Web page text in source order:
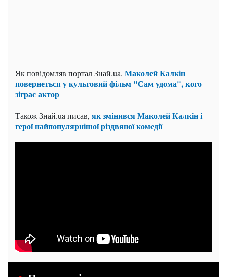
Як повідомляв портал Знай.ua, Маколей Калкін
повернеться у культовий фільм "Сам удома", кого
зіграє актор
Також Знай.ua писав, як змінився Маколей Калкін і
герої найпопулярнішої різдвяної комедії